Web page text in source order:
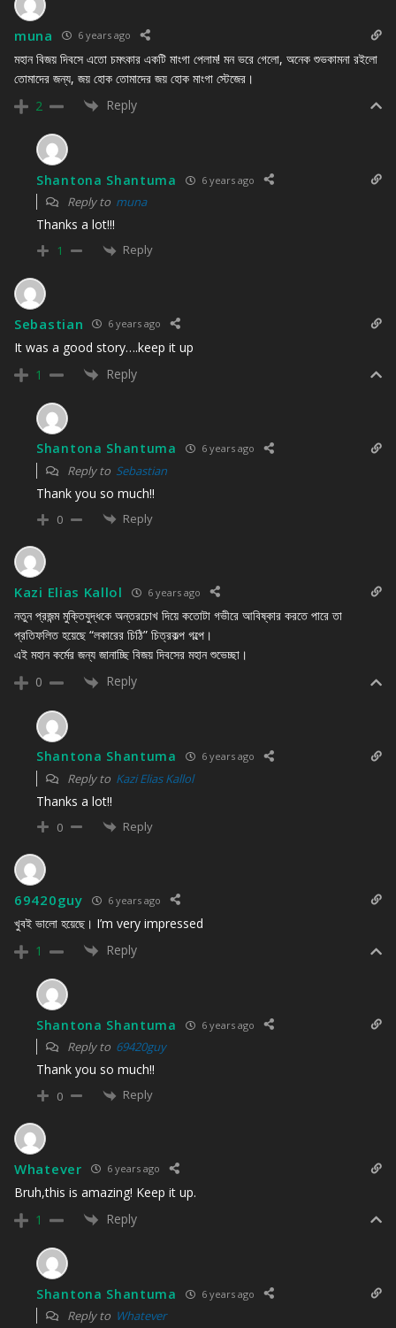
muna 6 years ago
মহান বিজয় দিবসে এতো চমৎকার একটি মাংগা পেলাম! মন ভরে গেলো, অনেক শুভকামনা রইলো
তোমাদের জন্য, জয় হোক তোমাদের জয় হোক মাংগা স্টেজের।
2
Reply
Shantona Shantuma 6 years ago
Reply to muna
Thanks a lot!!!
1 Reply
Sebastian 6 years ago
It was a good story….keep it up
1
Reply
Shantona Shantuma 6 years ago
Reply to Sebastian
Thank you so much!!
0 Reply
Kazi Elias Kallol 6 years ago
নতুন প্রজন্ম মুক্তিযুদ্ধকে অন্তরচোখ দিয়ে কতোটা গভীরে আবিষ্কার করতে পারে তা
প্রতিফলিত হয়েছে “লকারের চিঠি” চিত্রকল্প গল্পে।
এই মহান কর্মের জন্য জানাচ্ছি বিজয় দিবসের মহান শুভেচ্ছা।
0
Reply
Shantona Shantuma 6 years ago
Reply to Kazi Elias Kallol
Thanks a lot!!
0 Reply
69420guy 6 years ago
খুবই ভালো হয়েছে। I’m very impressed
1
Reply
Shantona Shantuma 6 years ago
Reply to 69420guy
Thank you so much!!
0 Reply
Whatever 6 years ago
Bruh,this is amazing! Keep it up.
1
Reply
Shantona Shantuma 6 years ago
Reply to Whatever